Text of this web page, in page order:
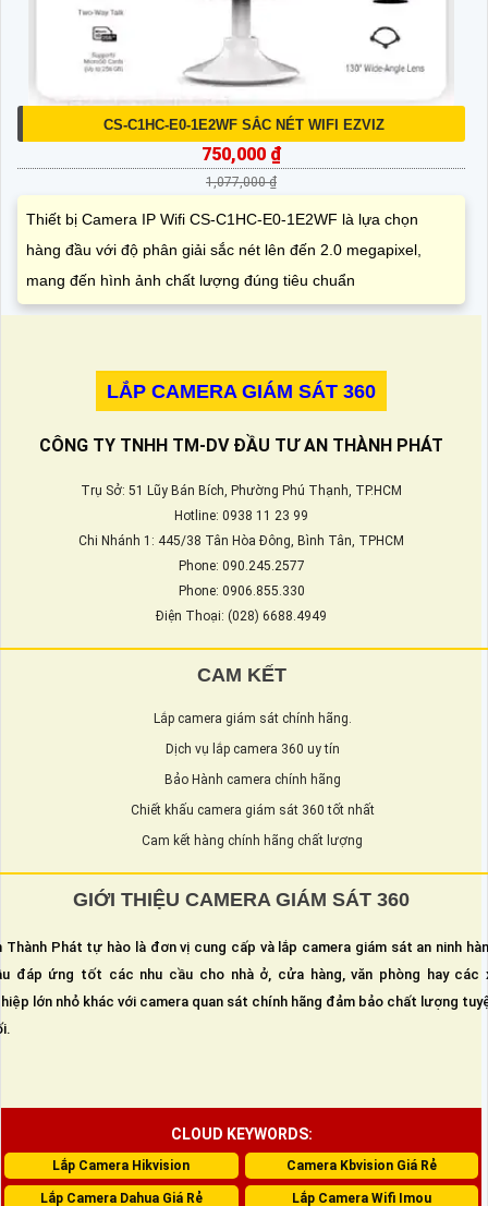
CS-C1HC-E0-1E2WF SẮC NÉT WIFI EZVIZ
750,000 ₫
1,077,000 ₫
Thiết bị Camera IP Wifi CS-C1HC-E0-1E2WF là lựa chọn
hàng đầu với độ phân giải sắc nét lên đến 2.0 megapixel,
mang đến hình ảnh chất lượng đúng tiêu chuẩn
LẮP CAMERA GIÁM SÁT 360
CÔNG TY TNHH TM-DV ĐẦU TƯ AN THÀNH PHÁT
Trụ Sở: 51 Lũy Bán Bích, Phường Phú Thạnh, TP.HCM
Hotline: 0938 11 23 99
Chi Nhánh 1: 445/38 Tân Hòa Đông, Bình Tân, TPHCM
Phone: 090.245.2577
Phone: 0906.855.330
Điện Thoại: (028) 6688.4949
CAM KẾT
Lắp camera giám sát chính hãng.
Dịch vụ lắp camera 360 uy tín
Bảo Hành camera chính hãng
Chiết khấu camera giám sát 360 tốt nhất
Cam kết hàng chính hãng chất lượng
GIỚI THIỆU CAMERA GIÁM SÁT 360
Thành Phát tự hào là đơn vị cung cấp và lắp camera giám sát an ninh
đáp ứng tốt các nhu cầu cho nhà ở, cửa hàng, văn phòng hay các
lớn nhỏ khác với camera quan sát chính hãng đảm bảo chất lượng
CLOUD KEYWORDS:
Lắp Camera Hikvision Camera Kbvision Giá Rẻ
Lắp Camera Dahua Giá Rẻ Lắp Camera Wifi Imou